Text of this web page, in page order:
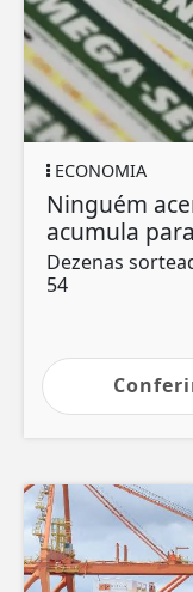
ECONOMIA
Ninguém
acumula
Dezenas
54